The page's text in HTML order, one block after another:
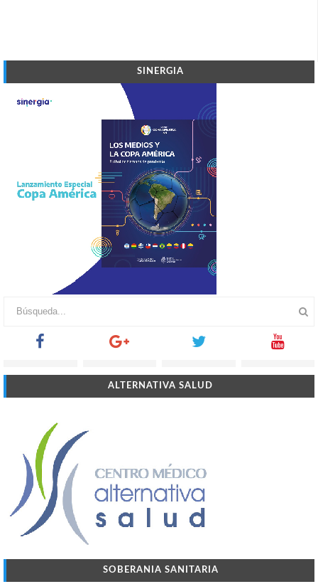
SINERGIA
ALTERNATIVA SALUD
SOBERANIA SANITARIA